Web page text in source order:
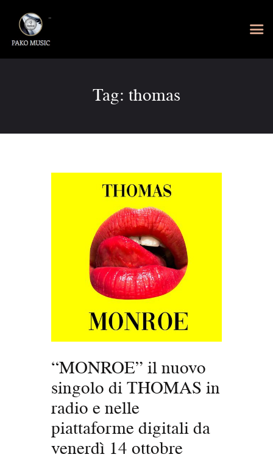
Tag: thomas
“MONROE” il nuovo
singolo di THOMAS in
radio e nelle
piattaforme digitali da
venerdì 14 ottobre